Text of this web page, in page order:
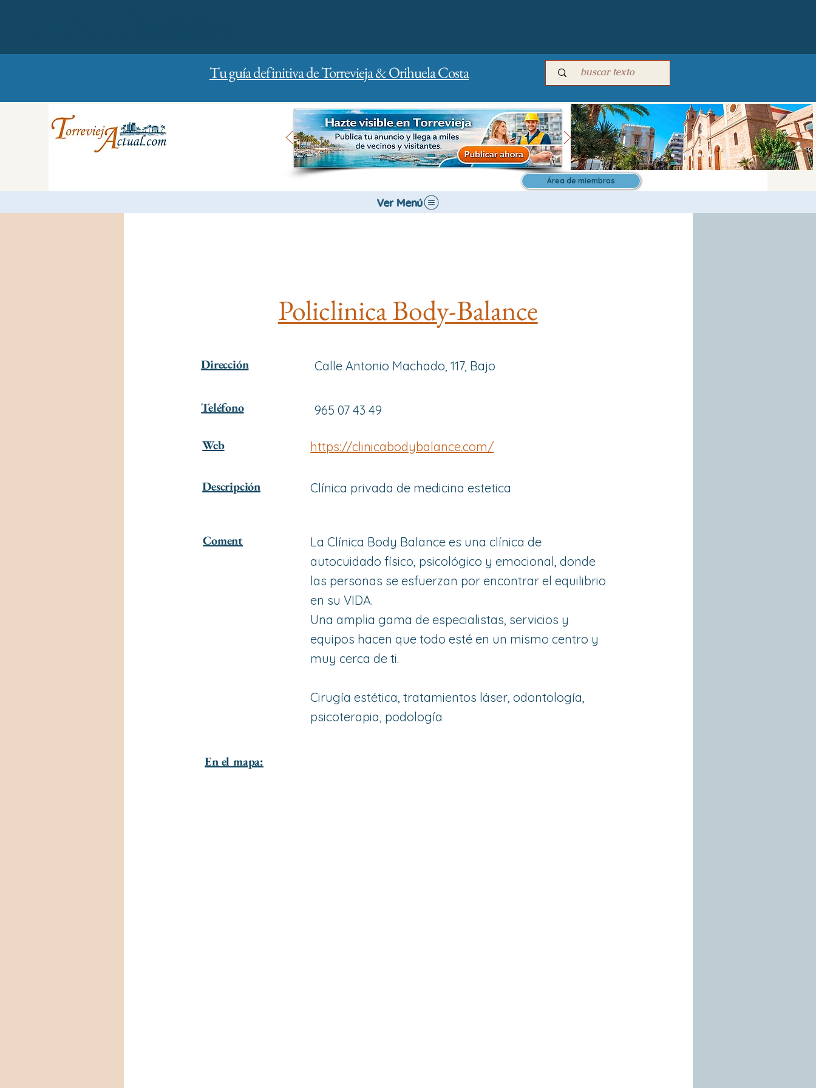
Tu guía definitiva de Torrevieja & Orihuela Costa
Área de miembros
Ver Menú
Policlinica Body-Balance
Dirección
Teléfono
Web
Descripción
Coment
Calle Antonio Machado, 117, Bajo
965 07 43 49
https://clinicabodybalance.com/
Clínica privada de medicina estetica
La Clínica Body Balance es una clínica de
autocuidado físico, psicológico y emocional, donde
las personas se esfuerzan por encontrar el equilibrio
en su VIDA.
Una amplia gama de especialistas, servicios y
equipos hacen que todo esté en un mismo centro y
muy cerca de ti.
Cirugía estética, tratamientos láser, odontología,
psicoterapia, podología
En el mapa: